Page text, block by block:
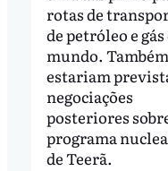
rotas de
de petróleo e gás
mundo. Também
estariam
negociações
posteriores
programa
de Teerã.